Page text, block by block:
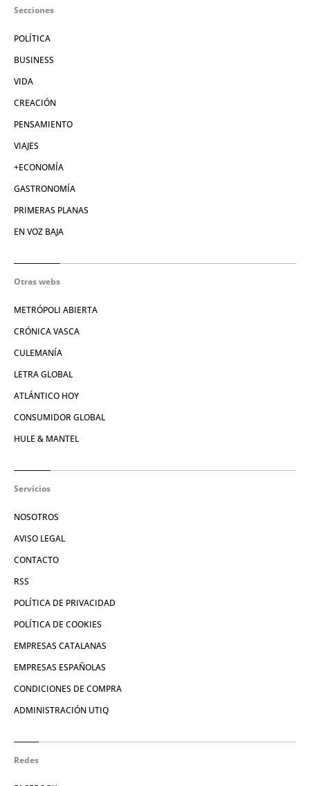
Secciones
POLÍTICA
BUSINESS
VIDA
CREACIÓN
PENSAMIENTO
VIAJES
+ECONOMÍA
GASTRONOMÍA
PRIMERAS PLANAS
EN VOZ BAJA
Otras webs
METRÓPOLI ABIERTA
CRÓNICA VASCA
CULEMANÍA
LETRA GLOBAL
ATLÁNTICO HOY
CONSUMIDOR GLOBAL
HULE & MANTEL
Servicios
NOSOTROS
AVISO LEGAL
CONTACTO
RSS
POLÍTICA DE PRIVACIDAD
POLÍTICA DE COOKIES
EMPRESAS CATALANAS
EMPRESAS ESPAÑOLAS
CONDICIONES DE COMPRA
ADMINISTRACIÓN UTIQ
Redes